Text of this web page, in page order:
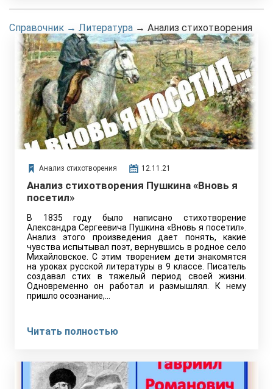
Справочник → Литература → Анализ стихотворения
Анализ стихотворения 12.11.21
Анализ стихотворения Пушкина «Вновь я
посетил»
В 1835 году было написано стихотворение
Александра Сергеевича Пушкина «Вновь я посетил».
Анализ этого произведения дает понять, какие
чувства испытывал поэт, вернувшись в родное село
Михайловское. С этим творением дети знакомятся
на уроках русской литературы в 9 классе. Писатель
создавал стих в тяжелый период своей жизни.
Одновременно он работал и размышлял. К нему
пришло осознание,…
Читать полностью